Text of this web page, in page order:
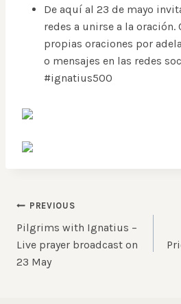
De aquí al 23 de mayo
redes a unirse a la oración.
propias oraciones por
o mensajes en las redes
#ignatius500
Post
navigation
PREVIOUS
Pilgrims with Ignatius –
Live prayer broadcast on
23 May